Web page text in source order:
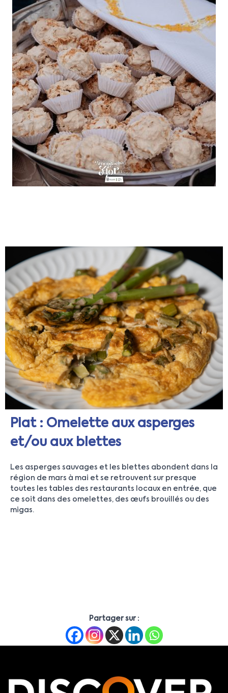
Plat : Omelette aux asperges
et/ou aux blettes
Les asperges sauvages et les blettes abondent dans la
région de mars à mai et se retrouvent sur presque
toutes les tables des restaurants locaux en entrée, que
ce soit dans des omelettes, des œufs brouillés ou des
migas.
Partager sur :